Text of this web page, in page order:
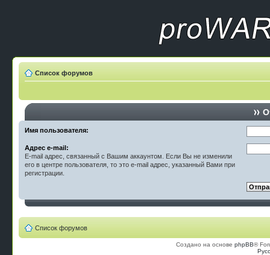
Список форумов
Имя пользователя:
Адрес e-mail:
E-mail адрес, связанный с Вашим аккаунтом. Если Вы не изменили
его в центре пользователя, то это e-mail адрес, указанный Вами при
регистрации.
Список форумов
Создано на основе phpBB®